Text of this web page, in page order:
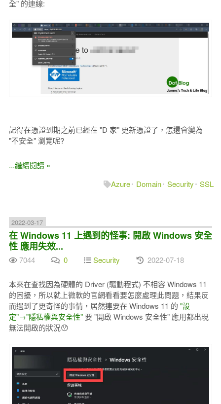
全" 的連線:
記得在憑證到期之前已經在 "D 家" 更新憑證了，怎還會變為
"不安全" 瀏覽呢?
...繼續閱讀 »
Azure
Domain Security SSL
2022-03-17
在 Windows 11 上遇到的怪事: 開啟 Windows 安全
性 應用失效...
7044 0 Security 2022-07-18
本來在查找因為硬體的 Driver (驅動程式) 不相容 Windows 11
的困擾，所以就上微軟的官網看看要怎麼處理此問題，結果反
而遇到了更奇怪的事情，居然連要在 Windows 11 的 "設
定"→"隱私權與安全性"要 "開啟 Windows 安全性" 應用都出現
無法開啟的狀況😯